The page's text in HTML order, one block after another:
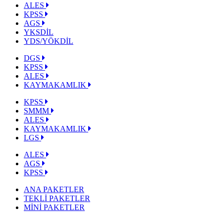
ALES
KPSS
AGS
YKSDİL
YDS/YÖKDİL
DGS
KPSS
ALES
KAYMAKAMLIK
KPSS
SMMM
ALES
KAYMAKAMLIK
LGS
ALES
AGS
KPSS
ANA PAKETLER
TEKLİ PAKETLER
MİNİ PAKETLER